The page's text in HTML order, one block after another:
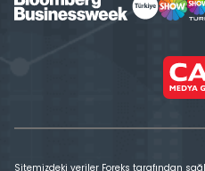
Sitemizdeki veriler Foreks tarafından